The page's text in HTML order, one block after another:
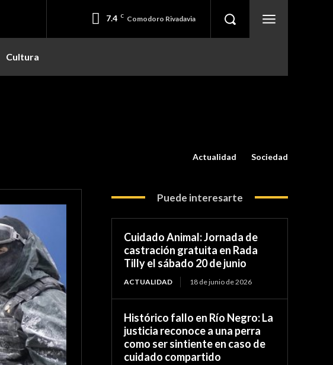
7.4 C Comodoro Rivadavia
Cultura
Actualidad Sociedad
Puede interesarte
Cuidado Animal: Jornada de
castración gratuita en Rada
Tilly el sábado 20 de junio
ACTUALIDAD 18 de junio de 2026
Histórico fallo en Río Negro: La
justicia reconoce a una perra
como ser sintiente en caso de
cuidado compartido